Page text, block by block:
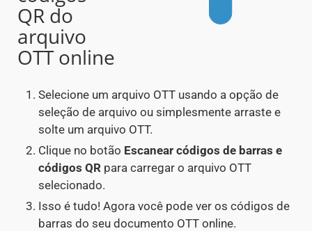
QR do
arquivo
OTT online
Selecione um arquivo OTT usando a opção de
seleção de arquivo ou simplesmente arraste e
solte um arquivo OTT.
Clique no botão Escanear códigos de barras e
códigos QR para carregar o arquivo OTT
selecionado.
Isso é tudo! Agora você pode ver os códigos de
barras do seu documento OTT online.